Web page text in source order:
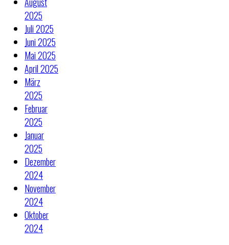
2025
Juli 2025
Juni 2025
Mai 2025
April 2025
März
2025
Februar
2025
Januar
2025
Dezember
2024
November
2024
Oktober
2024